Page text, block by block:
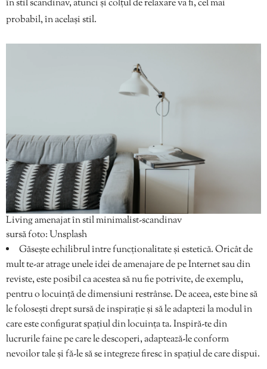
în stil scandinav, atunci și colțul de relaxare va fi, cel mai
probabil, în același stil.
Living amenajat în stil minimalist-scandinav
sursă foto: Unsplash
Găsește echilibrul între funcționalitate și estetică. Oricât de
mult te-ar atrage unele idei de amenajare de pe Internet sau din
reviste, este posibil ca acestea să nu fie potrivite, de exemplu,
pentru o locuință de dimensiuni restrânse. De aceea, este bine să
le folosești drept sursă de inspirație și să le adaptezi la modul în
care este configurat spațiul din locuința ta. Inspiră-te din
lucrurile faine pe care le descoperi, adaptează-le conform
nevoilor tale și fă-le să se integreze firesc în spațiul de care dispui.